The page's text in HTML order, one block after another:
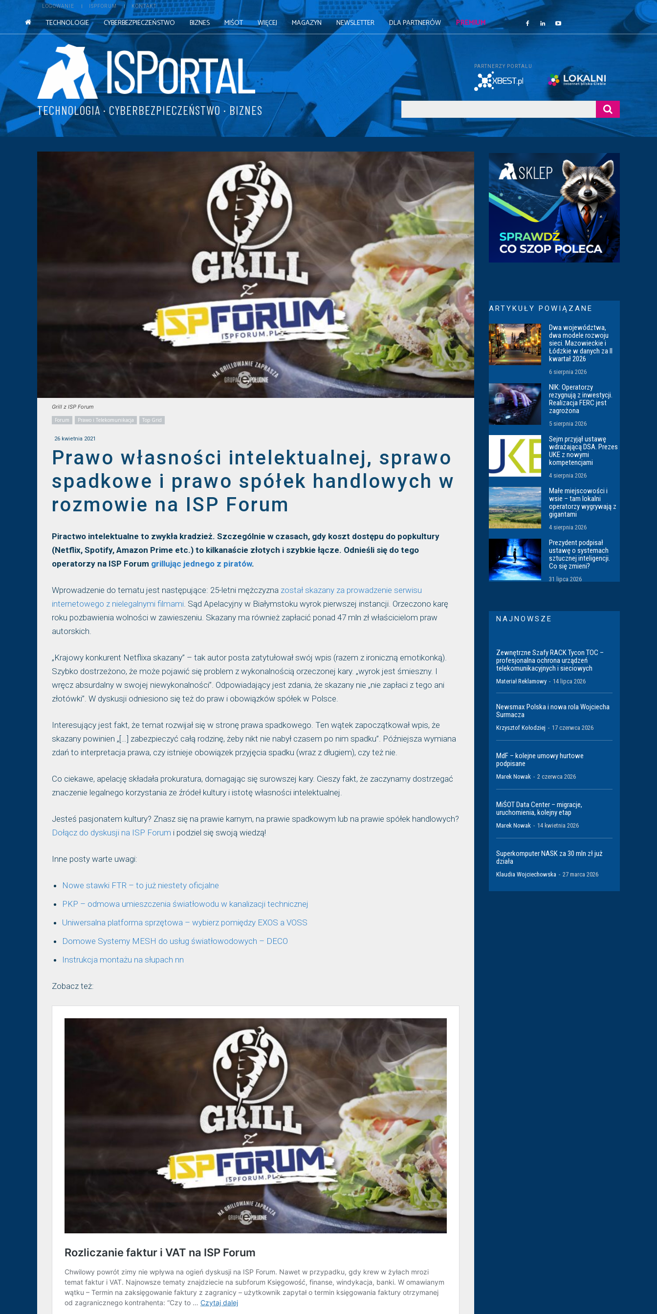
LOGOWANIE ISPFORUM KONTAKT
TECHNOLOGIE CYBERBEZPIECZEŃSTWO BIZNES MIŚOT WIĘCEJ MAGAZYN NEWSLETTER DLA PARTNERÓW PREMIUM
TECHNOLOGIA · CYBERBEZPIECZEŃSTWO · BIZNES
PARTNERZY PORTALU
Grill z ISP Forum
Forum
Prawo i Telekomunikacja Top Grid
26 kwietnia 2021
Prawo własności intelektualnej, sprawo
spadkowe i prawo spółek handlowych w
rozmowie na ISP Forum
Piractwo intelektualne to zwykła kradzież. Szczególnie w czasach, gdy koszt dostępu do popkultury
(Netflix, Spotify, Amazon Prime etc.) to kilkanaście złotych i szybkie łącze. Odnieśli się do tego
operatorzy na ISP Forum grillując jednego z piratów.
Wprowadzenie do tematu jest następujące: 25-letni mężczyzna został skazany za prowadzenie serwisu
internetowego z nielegalnymi filmami . Sąd Apelacyjny w Białymstoku wyrok pierwszej instancji. Orzeczono karę
roku pozbawienia wolności w zawieszeniu. Skazany ma również zapłacić ponad 47 mln zł właścicielom praw
autorskich.
„Krajowy konkurent Netflixa skazany” – tak autor posta zatytułował swój wpis (razem z ironiczną emotikonką).
Szybko dostrzeżono, że może pojawić się problem z wykonalnością orzeczonej kary. „wyrok jest śmieszny. I
wręcz absurdalny w swojej niewykonalności”. Odpowiadający jest zdania, że skazany nie „nie zapłaci z tego ani
złotówki”. W dyskusji odniesiono się też do praw i obowiązków spółek w Polsce.
Interesujący jest fakt, że temat rozwijał się w stronę prawa spadkowego. Ten wątek zapoczątkował wpis, że
skazany powinien „[…] zabezpieczyć całą rodzinę, żeby nikt nie nabył czasem po nim spadku”. Późniejsza wymiana
zdań to interpretacja prawa, czy istnieje obowiązek przyjęcia spadku (wraz z długiem), czy też nie.
Co ciekawe, apelację składała prokuratura, domagając się surowszej kary. Cieszy fakt, że zaczynamy dostrzegać
znaczenie legalnego korzystania ze źródeł kultury i istotę własności intelektualnej.
Jesteś pasjonatem kultury? Znasz się na prawie karnym, na prawie spadkowym lub na prawie spółek handlowych?
Dołącz do dyskusji na ISP Forum i podziel się swoją wiedzą!
Inne posty warte uwagi:
Nowe stawki FTR – to już niestety oficjalne
PKP – odmowa umieszczenia światłowodu w kanalizacji technicznej
Uniwersalna platforma sprzętowa – wybierz pomiędzy EXOS a VOSS
Domowe Systemy MESH do usług światłowodowych – DECO
Instrukcja montażu na słupach nn
Zobacz też:
ARTYKUŁY POWIĄZANE
Dwa województwa,
dwa modele rozwoju
sieci. Mazowieckie i
Łódzkie w danych za II
kwartał 2026
6 sierpnia 2026
NIK: Operatorzy
rezygnują z inwestycji.
Realizacja FERC jest
zagrożona
5 sierpnia 2026
Sejm przyjął ustawę
wdrażającą DSA. Prezes
UKE z nowymi
kompetencjami
4 sierpnia 2026
Małe miejscowości i
wsie – tam lokalni
operatorzy wygrywają z
gigantami
4 sierpnia 2026
Prezydent podpisał
ustawę o systemach
sztucznej inteligencji.
Co się zmieni?
31 lipca 2026
NAJNOWSZE
Zewnętrzne Szafy RACK Tycon TOC –
profesjonalna ochrona urządzeń
telekomunikacyjnych i sieciowych
Materiał Reklamowy - 14 lipca 2026
Newsmax Polska i nowa rola Wojciecha
Surmacza
Krzysztof Kołodziej - 17 czerwca 2026
MdF – kolejne umowy hurtowe
podpisane
Marek Nowak - 2 czerwca 2026
MiŚOT Data Center – migracje,
uruchomienia, kolejny etap
Marek Nowak - 14 kwietnia 2026
Superkomputer NASK za 30 mln zł już
działa
Klaudia Wojciechowska - 27 marca 2026